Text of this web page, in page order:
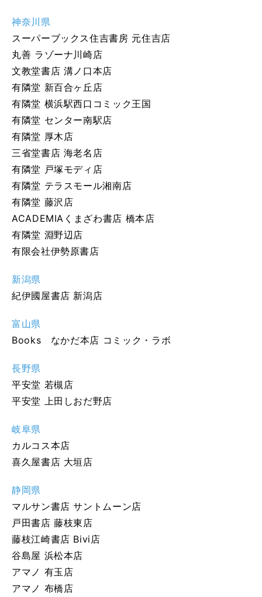
神奈川県
スーパーブックス住吉書房 元住吉店
丸善 ラゾーナ川崎店
文教堂書店 溝ノ口本店
有隣堂 新百合ヶ丘店
有隣堂 横浜駅西口コミック王国
有隣堂 センター南駅店
有隣堂 厚木店
三省堂書店 海老名店
有隣堂 戸塚モディ店
有隣堂 テラスモール湘南店
有隣堂 藤沢店
ACADEMIAくまざわ書店 橋本店
有隣堂 淵野辺店
有限会社伊勢原書店
新潟県
紀伊國屋書店 新潟店
富山県
Books なかだ本店 コミック・ラボ
長野県
平安堂 若槻店
平安堂 上田しおだ野店
岐阜県
カルコス本店
喜久屋書店 大垣店
静岡県
マルサン書店 サントムーン店
戸田書店 藤枝東店
藤枝江崎書店 Bivi店
谷島屋 浜松本店
アマノ 有玉店
アマノ 布橋店